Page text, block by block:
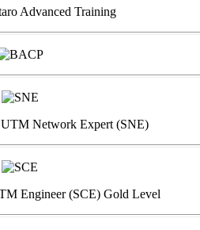
Advanced Training
UTM Network Expert (SNE)
Engineer (SCE) Gold Level